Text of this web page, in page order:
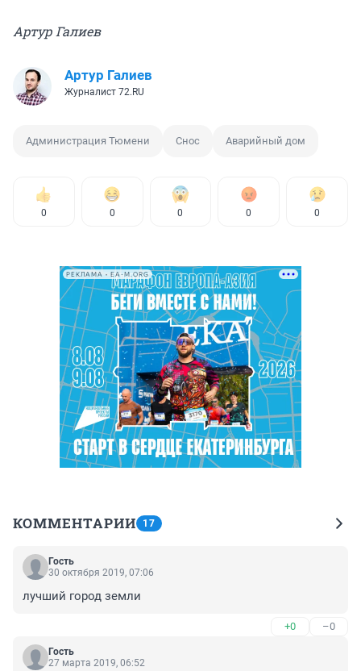
Артур Галиев
Артур Галиев
Журналист 72.RU
Администрация Тюмени Снос Аварийный дом
0 0 0 0 0
РЕКЛАМА • EA-M.ORG
КОММЕНТАРИИ 17
Гость
30 октября 2019, 07:06
лучший город земли
+0 –0
Гость
27 марта 2019, 06:52